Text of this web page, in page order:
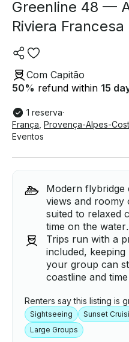
Greenline 48 —
Riviera Francesa
Com Capitão
50% refund within 15
1 reserva·
França Provença-Alpes-
Eventos
Modern flybridge
views and roomy
suited to relaxed
time on the water.
Trips run with a
included, keeping
your group can
coastline and
Renters say this listing is
Sightseeing Sunset
Large Groups